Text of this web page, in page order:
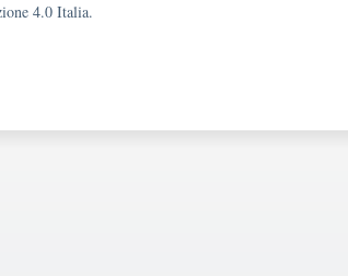
4.0 Italia.